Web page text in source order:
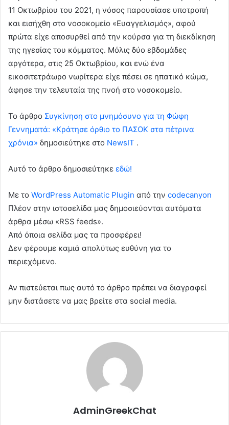
11 Οκτωβρίου του 2021, η νόσος παρουσίασε υποτροπή
και εισήχθη στο νοσοκομείο «Ευαγγελισμός», αφού
πρώτα είχε αποσυρθεί από την κούρσα για τη διεκδίκηση
της ηγεσίας του κόμματος. Μόλις δύο εβδομάδες
αργότερα, στις 25 Οκτωβρίου, και ενώ ένα
εικοσιτετράωρο νωρίτερα είχε πέσει σε ηπατικό κώμα,
άφησε την τελευταία της πνοή στο νοσοκομείο.
To άρθρο Συγκίνηση στο μνημόσυνο για τη Φώφη
Γεννηματά: «Κράτησε όρθιο το ΠΑΣΟΚ στα πέτρινα
χρόνια» δημοσιεύτηκε στο NewsIT .
Αυτό το άρθρο δημοσιεύτηκε εδώ!
Με το WordPress Automatic Plugin από την codecanyon
Πλέον στην ιστοσελίδα μας δημοσιεύονται αυτόματα
άρθρα μέσω «RSS feeds».
Από όποια σελίδα μας τα προσφέρει!
Δεν φέρουμε καμιά απολύτως ευθύνη για το
περιεχόμενο.
Αν πιστεύεται πως αυτό το άρθρο πρέπει να διαγραφεί
μην διστάσετε να μας βρείτε στα social media.
AdminGreekChat